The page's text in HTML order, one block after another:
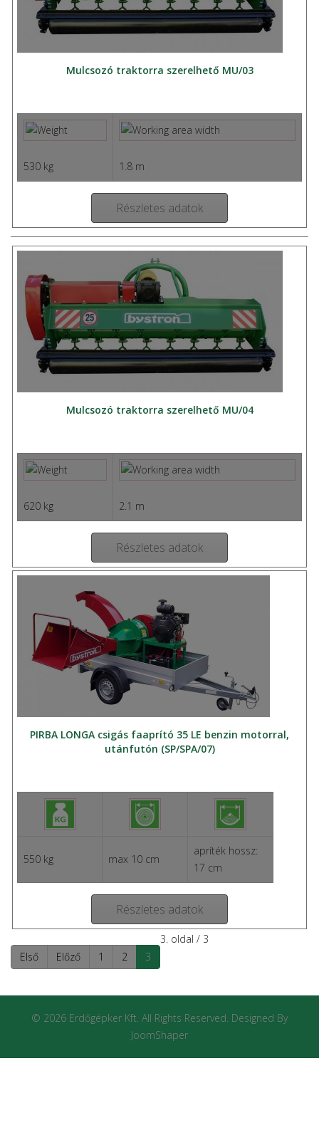
Mulcsozó traktorra szerelhető MU/03
530 kg 1.8 m
Részletes adatok
Mulcsozó traktorra szerelhető MU/04
620 kg 2.1 m
Részletes adatok
PIRBA LONGA csigás faaprító 35 LE benzin motorral,
utánfutón (SP/SPA/07)
550 kg max 10 cm
apríték hossz:
17 cm
Részletes adatok
Első Előző 1 2 3
3. oldal / 3
© 2026 Erdőgépker Kft. All Rights Reserved. Designed By
JoomShaper